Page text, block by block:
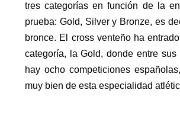
tres categorías en función de la
prueba: Gold, Silver y Bronze, es
bronce. El cross venteño ha
categoría, la Gold, donde entre sus
hay ocho competiciones
muy bien de esta especialidad